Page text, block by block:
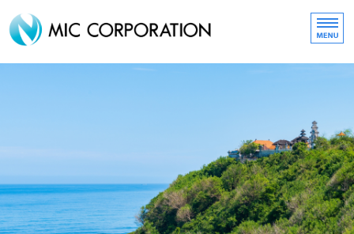
化粧品・コスメ販売の
MIC ONLINE SHOP
スタッフリクルート